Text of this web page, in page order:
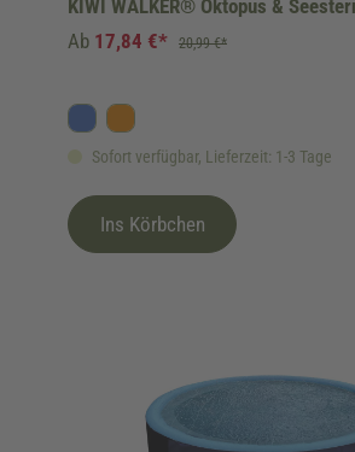
KIWI WALKER® Oktopus &
Sofort verfügbar, Lieferzeit: 1-3 Tage
BlauOrange
Ab 17,84 €* 20,99 €*
Ins Körbchen